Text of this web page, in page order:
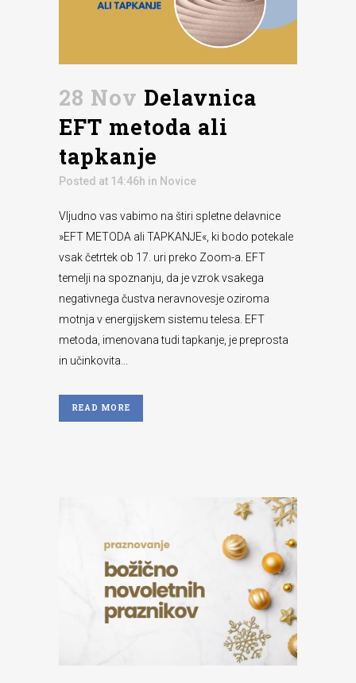
28 Nov Delavnica
EFT metoda ali
tapkanje
Posted at 14:46h in Novice
Vljudno vas vabimo na štiri spletne delavnice
»EFT METODA ali TAPKANJE«, ki bodo potekale
vsak četrtek ob 17. uri preko Zoom-a. EFT
temelji na spoznanju, da je vzrok vsakega
negativnega čustva neravnovesje oziroma
motnja v energijskem sistemu telesa. EFT
metoda, imenovana tudi tapkanje, je preprosta
in učinkovita...
READ MORE